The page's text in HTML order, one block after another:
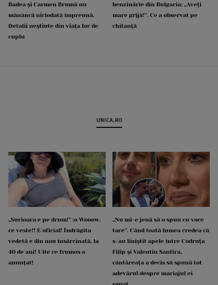
Badea și Carmen Brumă nu
mănâncă niciodată împreună.
Detalii neștiute din viața lor de
cuplu
benzinărie din Bulgaria: „Aveți
mare grijă!”. Ce a observat pe
chitanță
UNICA.RO
„Surioara e pe drum!” :o Wooow,
ce veste!! E oficial! Îndrăgita
vedetă e din nou însărcinată, la
40 de ani! Uite ce frumos a
anunțat!
„Nu mi-e jenă să o spun cu voce
tare”. Când toată lumea credea că
s-au liniștit apele între Codruța
Filip și Valentin Sanfira,
cântăreața a decis să spună tot
adevărul despre mariajul ei